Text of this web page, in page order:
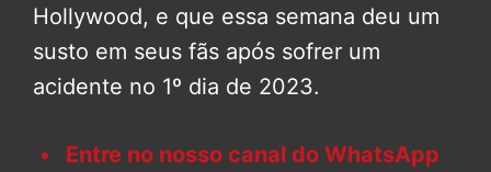
Hollywood, e que essa semana deu um
susto em seus fãs após sofrer um
acidente no 1º dia de 2023.
Entre no nosso canal do WhatsApp